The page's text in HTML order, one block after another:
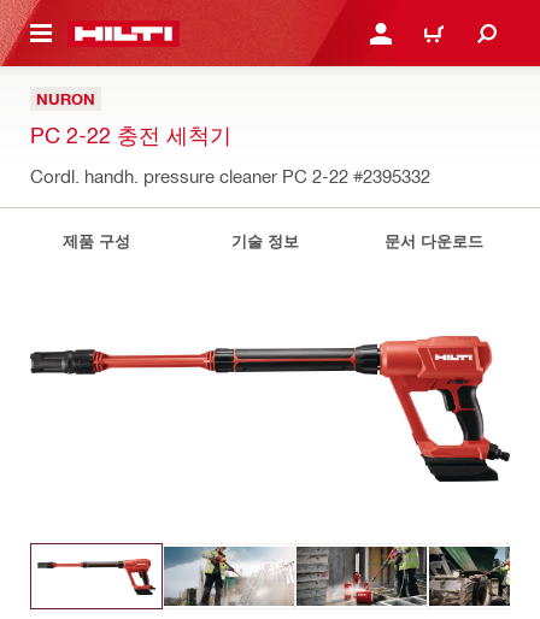
으로 건너뛰기 로그인 또는 회원가입
장바구니
NURON
PC 2-22 충전 세척기
Cordl. handh. pressure cleaner PC 2-22 #2395332
제품 구성 기술 정보 문서 다운로드